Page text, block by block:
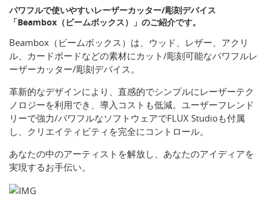
パワフルで使いやすいレーザーカッター/彫刻デバイス
「Beambox（ビームボックス）」のご紹介です。
Beambox（ビームボックス）は、ウッド、レザー、アクリ
ル、カードボードなどの素材にカット/彫刻可能なパワフルレ
ーザーカッター/彫刻デバイス。
革新的なデザインにより、直感的でシンプルにレーザーテク
ノロジーを利用でき、導入コストも低減。ユーザーフレンド
リーで強力/パワフルなソフトウェアでFLUX Studioも付属
し、クリエイティビティを完全にコントロール。
あなたの中のアーティストを解放し、あなたのアイディアを
実現するお手伝い。